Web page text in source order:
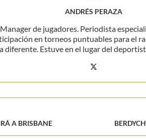
ANDRÉS PERAZA
de jugadores. Periodista
en torneos puntuables para el
diferente. Estuve en el lugar del
A BRISBANE